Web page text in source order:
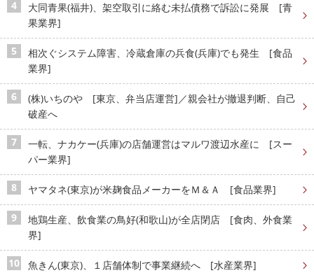
大同青果(福井)、架空取引に絡む未払債務で訴訟に発展 [青
果業界]
相次ぐシステム障害、冷蔵倉庫の兵食(兵庫)でも発生 [食品
業界]
(株)いちのや [東京、弁当店運営]／親会社が撤退判断、自己
破産へ
一転、ナカケー(兵庫)の店舗運営はマルワ渡辺水産に [スー
パー業界]
ヤマタネ(東京)が米麹食品メーカーをＭ＆Ａ [食品業界]
地鶏生産、飲食業の鳥好(和歌山)が全店閉店 [食肉、外食業
界]
魚きん(東京)、１店舗体制で事業継続へ [水産業界]